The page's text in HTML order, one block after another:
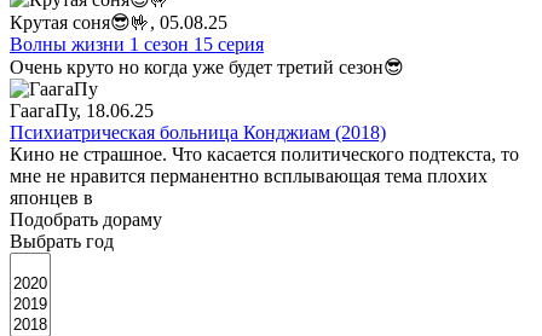
Крутая соня😎🤟, 05.08.25
Волны жизни 1 сезон 15 серия
Очень круто но когда уже будет третий сезон😎
ГаагаПу, 18.06.25
Психиатрическая больница Конджиам (2018)
Кино не страшное. Что касается политического подтекста, то
мне не нравится перманентно всплывающая тема плохих
японцев в
Подобрать дораму
Выбрать год